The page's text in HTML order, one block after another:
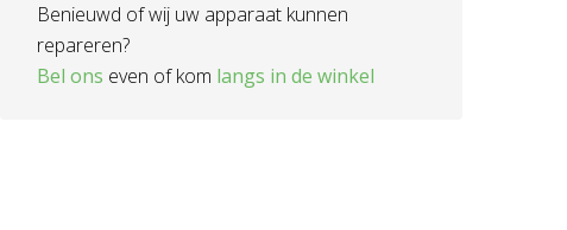
Benieuwd of wij uw apparaat kunnen
repareren?
Bel ons even of kom langs in de winkel